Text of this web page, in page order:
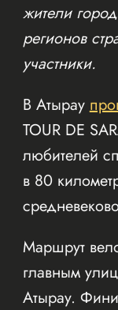
жители
регионов
участники.
В Атырау
TOUR DE
любителей
в 80
Маршрут
главным
Атырау.